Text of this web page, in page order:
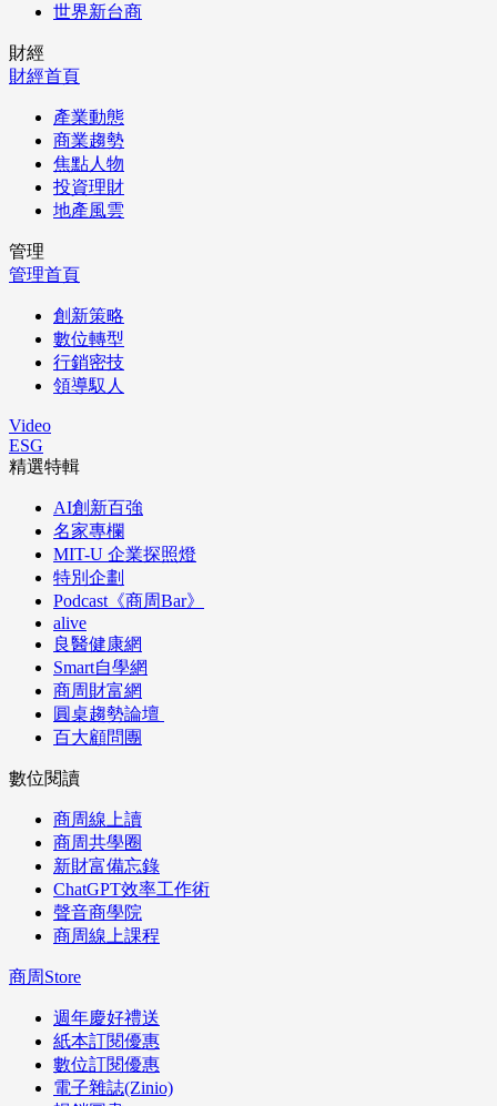
世界新台商
財經
財經首頁
產業動態
商業趨勢
焦點人物
投資理財
地產風雲
管理
管理首頁
創新策略
數位轉型
行銷密技
領導馭人
Video
ESG
精選特輯
AI創新百強
名家專欄
MIT-U 企業探照燈
特別企劃
Podcast《商周Bar》
alive
良醫健康網
Smart自學網
商周財富網
圓桌趨勢論壇
百大顧問團
數位閱讀
商周線上讀
商周共學圈
新財富備忘錄
ChatGPT效率工作術
聲音商學院
商周線上課程
商周Store
週年慶好禮送
紙本訂閱優惠
數位訂閱優惠
電子雜誌(Zinio)